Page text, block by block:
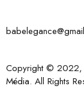
Copyright © 2022,
Média. All Rights